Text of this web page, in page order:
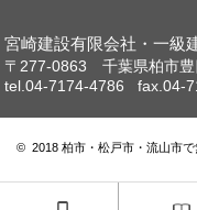
宮崎建設有限会社・一級
〒277-0863 千葉県柏市豊
tel.04-7174-4786 fax.04-
© 2018 柏市・松戸市・流山市で